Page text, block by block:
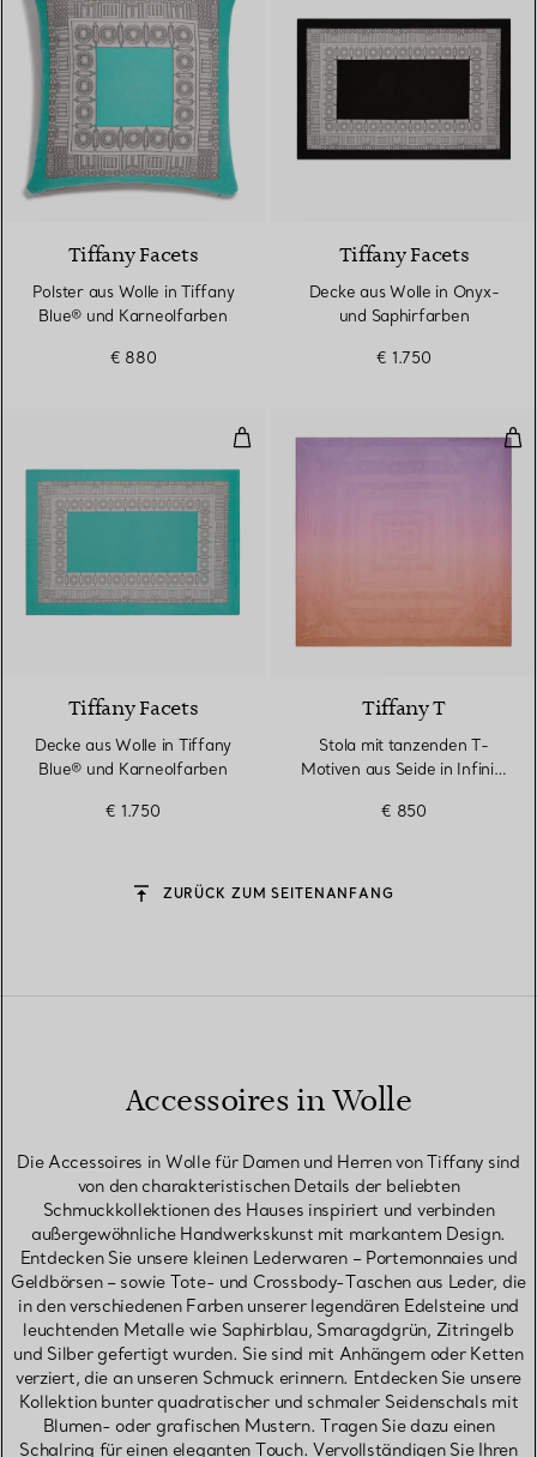
Tiffany Facets
Polster aus Wolle in Tiffany
Blue® und Karneolfarben
€ 880
Tiffany Facets
Decke aus Wolle in Onyx-
und Saphirfarben
€ 1.750
Decke aus Wolle in Tiffany
2 Farben
Tiffany Facets
Decke aus Wolle in Tiffany
Blue® und Karneolfarben
€ 1.750
Tiffany T
Stola mit tanzenden T-
Motiven aus Seide in Infinity
€ 850
ZURÜCK ZUM SEITENANFANG
Accessoires in Wolle
Die Accessoires in Wolle für Damen und Herren von Tiffany sind
von den charakteristischen Details der beliebten
Schmuckkollektionen des Hauses inspiriert und verbinden
außergewöhnliche Handwerkskunst mit markantem Design.
Entdecken Sie unsere kleinen Lederwaren – Portemonnaies und
Geldbörsen – sowie Tote- und Crossbody-Taschen aus Leder, die
in den verschiedenen Farben unserer legendären Edelsteine und
leuchtenden Metalle wie Saphirblau, Smaragdgrün, Zitringelb
und Silber gefertigt wurden. Sie sind mit Anhängern oder Ketten
verziert, die an unseren Schmuck erinnern. Entdecken Sie unsere
Kollektion bunter quadratischer und schmaler Seidenschals mit
Blumen- oder grafischen Mustern. Tragen Sie dazu einen
Schalring für einen eleganten Touch. Vervollständigen Sie Ihren